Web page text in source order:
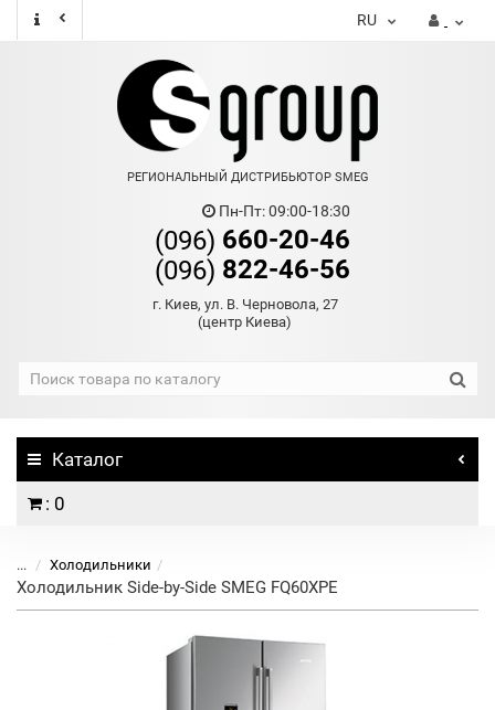
RU
РЕГИОНАЛЬНЫЙ ДИСТРИБЬЮТОР SMEG
Пн-Пт: 09:00-18:30
(096) 660-20-46
(096) 822-46-56
г. Киев, ул. В. Черновола, 27
(центр Киева)
Каталог
: 0
... Холодильники
Холодильник Side-by-Side SMEG FQ60XPE